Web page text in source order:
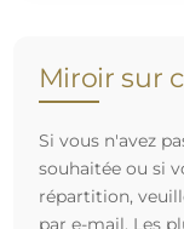
Miroir sur
Si vous n'avez
souhaitée ou si
répartition,
par e-mail. Les